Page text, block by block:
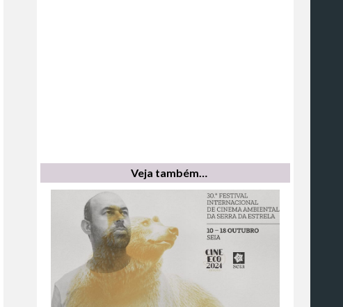
Veja também…